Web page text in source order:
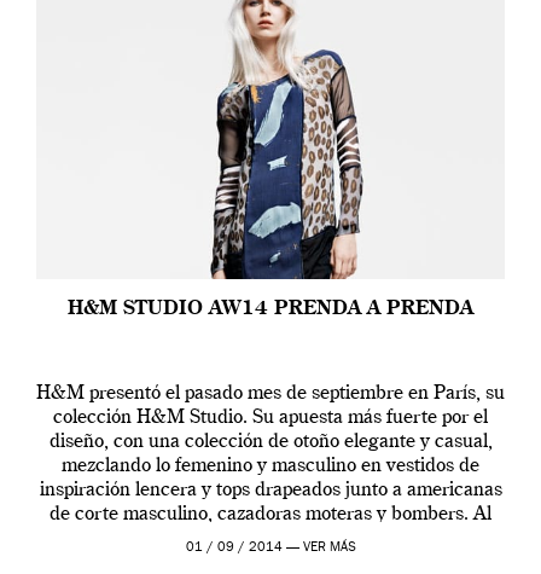
H&M STUDIO AW14 PRENDA A PRENDA
H&M presentó el pasado mes de septiembre en París, su
colección H&M Studio. Su apuesta más fuerte por el
diseño, con una colección de otoño elegante y casual,
mezclando lo femenino y masculino en vestidos de
inspiración lencera y tops drapeados junto a americanas
de corte masculino, cazadoras moteras y bombers. Al
frente de la […]
01 / 09 / 2014 — VER MÁS